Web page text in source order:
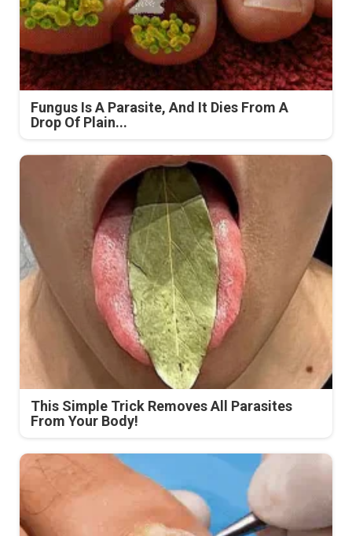
Fungus Is A Parasite, And It Dies From A
Drop Of Plain...
This Simple Trick Removes All Parasites
From Your Body!